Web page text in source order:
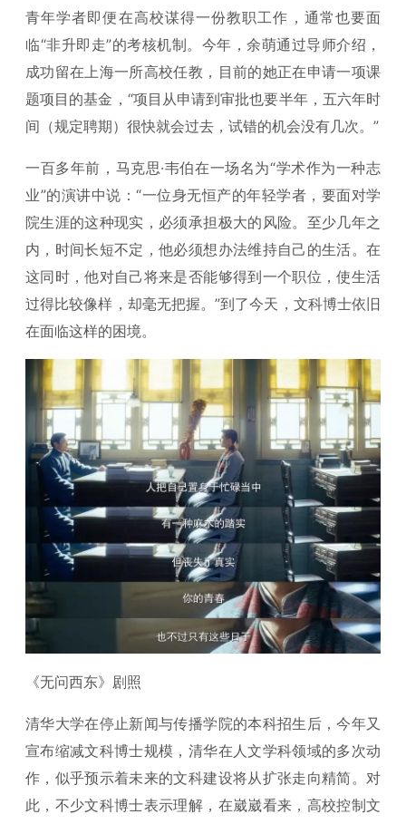
青年学者即便在高校谋得一份教职工作，通常也要面
临“非升即走”的考核机制。今年，余萌通过导师介绍，
成功留在上海一所高校任教，目前的她正在申请一项课
题项目的基金，“项目从申请到审批也要半年，五六年时
间（规定聘期）很快就会过去，试错的机会没有几次。”
一百多年前，马克思·韦伯在一场名为“学术作为一种志
业”的演讲中说：“一位身无恒产的年轻学者，要面对学
院生涯的这种现实，必须承担极大的风险。至少几年之
内，时间长短不定，他必须想办法维持自己的生活。在
这同时，他对自己将来是否能够得到一个职位，使生活
过得比较像样，却毫无把握。”到了今天，文科博士依旧
在面临这样的困境。
《无问西东》剧照
清华大学在停止新闻与传播学院的本科招生后，今年又
宣布缩减文科博士规模，清华在人文学科领域的多次动
作，似乎预示着未来的文科建设将从扩张走向精简。对
此，不少文科博士表示理解，在崴崴看来，高校控制文